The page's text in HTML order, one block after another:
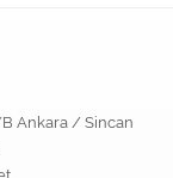
Ankara / Sincan